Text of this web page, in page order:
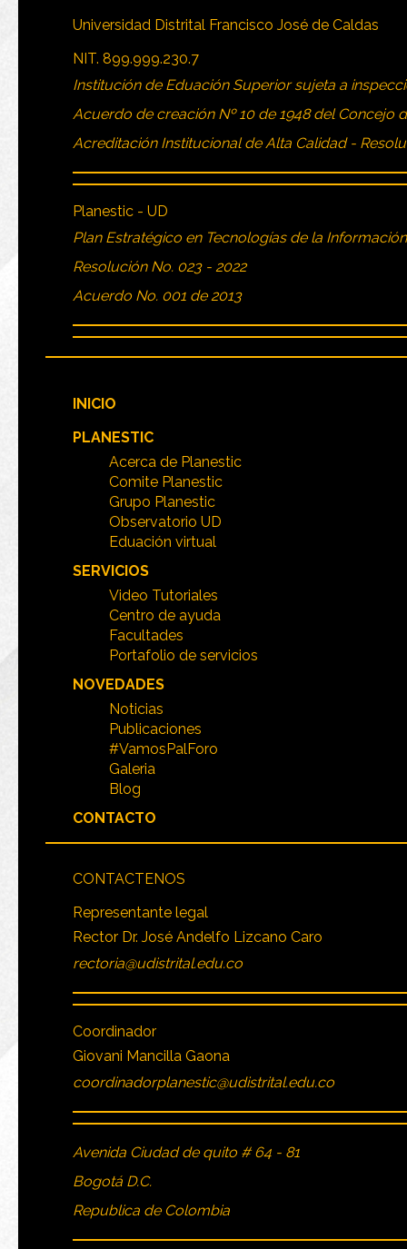
Universidad Distrital Francisco José de Caldas
NIT. 899.999.230.7
Institución de Eduación Superior sujeta a
Acuerdo de creación Nº 10 de 1948 del Concejo
Acreditación Institucional de Alta Calidad -
Planestic - UD
Plan Estratégico en Tecnologías de la
Resolución No. 023 - 2022
Acuerdo No. 001 de 2013
INICIO
PLANESTIC
Acerca de Planestic
Comite Planestic
Grupo Planestic
Observatorio UD
Eduación virtual
SERVICIOS
Video Tutoriales
Centro de ayuda
Facultades
Portafolio de servicios
NOVEDADES
Noticias
Publicaciones
#VamosPalForo
Galeria
Blog
CONTACTO
CONTACTENOS
Representante legal
Rector Dr. José Andelfo Lizcano Caro
rectoria@udistrital.edu.co
Coordinador
Giovani Mancilla Gaona
coordinadorplanestic@udistrital.edu.co
Avenida Ciudad de quito # 64 - 81
Bogotá D.C.
Republica de Colombia